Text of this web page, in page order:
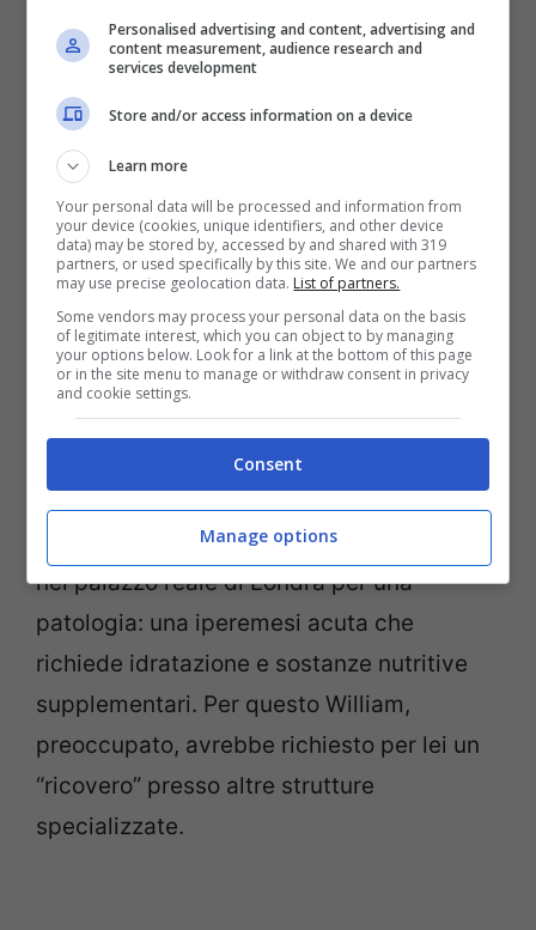
Stando a quanto riferito dalla corrisponde
di ABC NewsKatesoffrirebbe di una
patologia che mette a repentaglio la sua
gravidanza (comunque nemmeno
confermata, per ora, da Buckingham
Palace). Si sarebbe nuovamente davanti a
quanto avvenuto nel 2012, quando la
primogenito. Kate non avrebbe partorito
nel palazzo reale di Londra per una
patologia: una iperemesi acuta che
richiede idratazione e sostanze nutritive
supplementari. Per questo William,
preoccupato, avrebbe richiesto per lei un
“ricovero” presso altre strutture
specializzate.
Personalised advertising and content, advertising and
content measurement, audience research and
services development
Store and/or access information on a device
Learn more
Your personal data will be processed and information from
your device (cookies, unique identifiers, and other device
data) may be stored by, accessed by and shared with 319
partners, or used specifically by this site. We and our partners
may use precise geolocation data. List of partners.
Some vendors may process your personal data on the basis
of legitimate interest, which you can object to by managing
your options below. Look for a link at the bottom of this page
or in the site menu to manage or withdraw consent in privacy
and cookie settings.
Consent
Manage options